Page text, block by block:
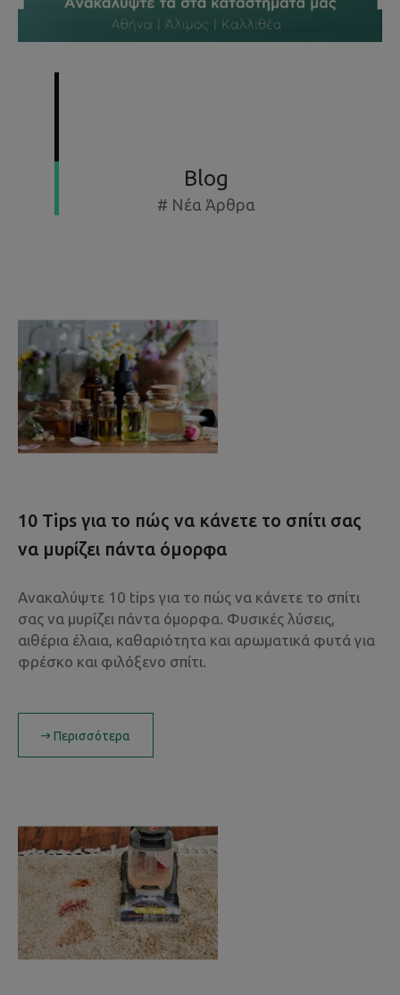
Blog
# Νέα Άρθρα
10 Tips για το πώς να κάνετε το σπίτι σας
να μυρίζει πάντα όμορφα
Ανακαλύψτε 10 tips για το πώς να κάνετε το σπίτι
σας να μυρίζει πάντα όμορφα. Φυσικές λύσεις,
αιθέρια έλαια, καθαριότητα και αρωματικά φυτά για
φρέσκο και φιλόξενο σπίτι.
Περισσότερα